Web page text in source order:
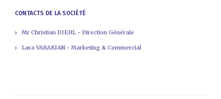
CONTACTS DE LA SOCIÉTÉ
Mr Christian DIEHL - Direction Générale
Lara VARAKIAN - Marketing & Commercial